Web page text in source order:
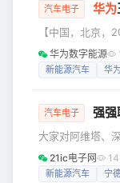
为“华为智擎 精
核心三大件已演
其中运动域是整
运
汽车电子 华为
【中国，北京
月22日华为常务
员会主任、终端
&amp;华为超充
了“华为智擎”品
取得的最新技术
域、运动域、智
华为数字能源
新能源汽车 华为
汽车电子 强强联
大家对阿维塔、
这两大汽车品牌
了！日前，在长
21ic电子网
新能源汽车 宁